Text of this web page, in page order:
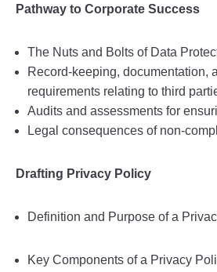
Pathway to Corporate Success
The Nuts and Bolts of Data
Record-keeping, documentation,
requirements relating to third
Audits and assessments for
Legal consequences of non-
Drafting Privacy Policy
Definition and Purpose of a
Key Components of a Privacy